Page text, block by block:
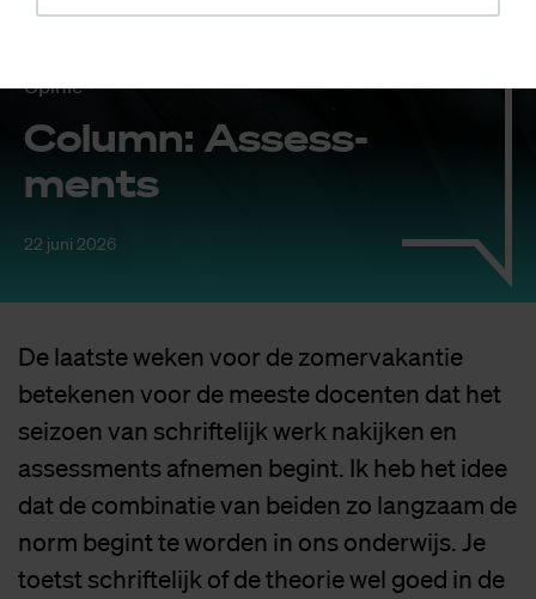
Opinie
Co­lumn: As­sess­
ments
22 juni 2026
De laatste weken voor de zomervakantie
betekenen voor de meeste docenten dat het
seizoen van schriftelijk werk nakijken en
assessments afnemen begint. Ik heb het idee
dat de combinatie van beiden zo langzaam de
norm begint te worden in ons onderwijs. Je
toetst schriftelijk of de theorie wel goed in de